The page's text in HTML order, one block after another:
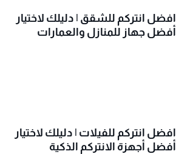
افضل انتركم للشقق | دليلك لاختيار
أفضل جهاز للمنازل والعمارات
افضل انتركم للفيلات | دليلك لاختيار
أفضل أجهزة الانتركم الذكية